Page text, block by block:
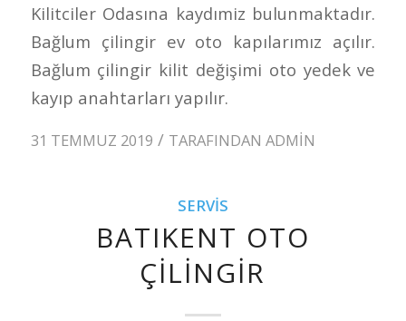
Kilitciler Odasına kaydımiz bulunmaktadır.
Bağlum çilingir ev oto kapılarımız açılır.
Bağlum çilingir kilit değişimi oto yedek ve
kayıp anahtarları yapılır.
31 TEMMUZ 2019 / TARAFINDAN ADMIN
SERVIS
BATIKENT OTO
ÇILINGIR